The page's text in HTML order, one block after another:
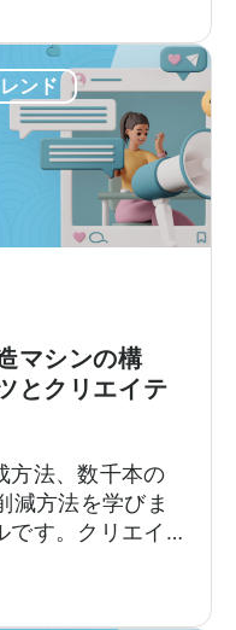
トし、最良のも
す。最近の…
ンド
マシンの構
とクリエイテ
方法、数千本の
減方法を学びま
です。クリエイ
ストで新規ユ